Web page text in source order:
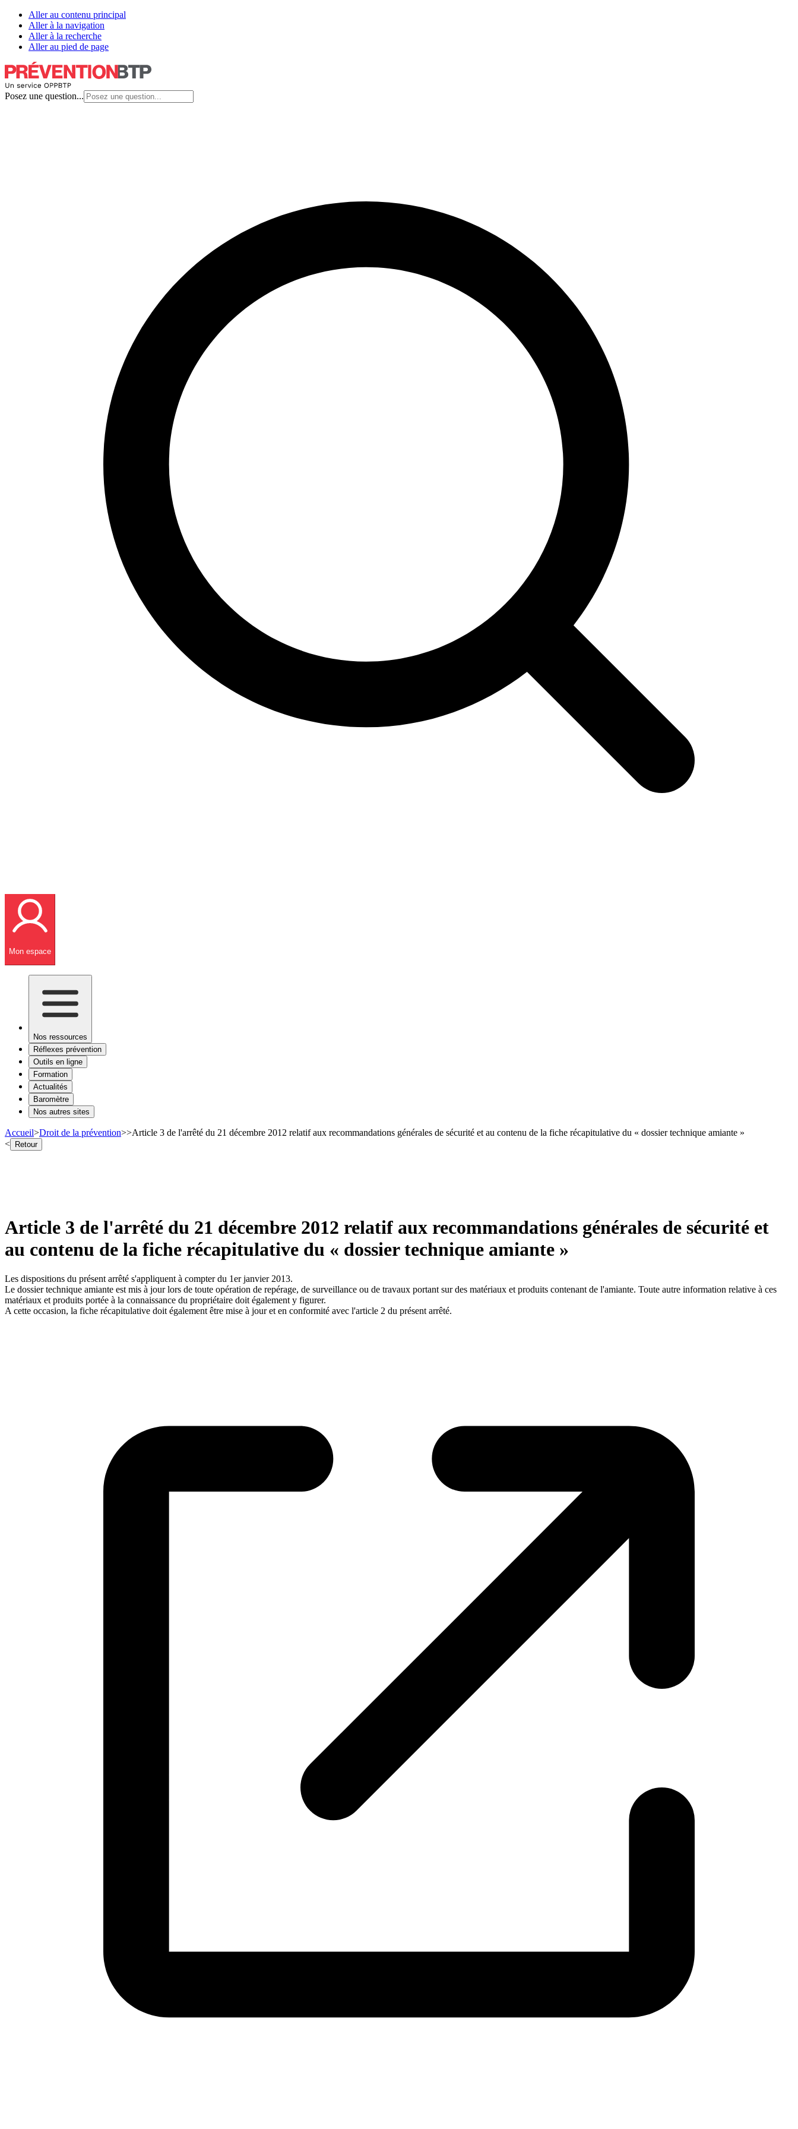
Aller au contenu principal
Aller à la navigation
Aller à la recherche
Aller au pied de page
Posez une question...
Mon espace
Nos ressources
Réflexes prévention
Outils en ligne
Formation
Actualités
Baromètre
Nos autres sites
Accueil>Droit de la prévention>>Article 3 de l'arrêté du 21 décembre 2012 relatif aux recommandations générales de sécurité et au contenu de la fiche récapitulative du « dossier technique amiante »
< Retour
Article 3 de l'arrêté du 21 décembre 2012 relatif aux recommandations générales de sécurité et
au contenu de la fiche récapitulative du « dossier technique amiante »
Les dispositions du présent arrêté s'appliquent à compter du 1er janvier 2013.
Le dossier technique amiante est mis à jour lors de toute opération de repérage, de surveillance ou de travaux portant sur des matériaux et produits contenant de l'amiante. Toute autre information relative à ces
matériaux et produits portée à la connaissance du propriétaire doit également y figurer.
A cette occasion, la fiche récapitulative doit également être mise à jour et en conformité avec l'article 2 du présent arrêté.